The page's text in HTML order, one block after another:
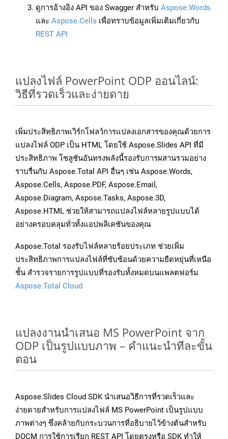
ดูการอ้างอิง API ของ Swagger สำหรับ Aspose.Words
และ Aspose.Cells เพื่อทราบข้อมูลเพิ่มเติมเกี่ยวกับ
REST API
แปลงไฟล์ PowerPoint ODP ออนไลน์:
วิธีที่รวดเร็วและง่ายดาย
เพิ่มประสิทธิภาพเวิร์กโฟลว์การแปลงเอกสารของคุณด้วยการ
แปลงไฟล์ ODP เป็น HTML โดยใช้ Aspose.Slides API ที่มี
ประสิทธิภาพ โซลูชันอันทรงพลังนี้รองรับการผสานรวมอย่าง
ราบรื่นกับ Aspose.Total API อื่นๆ เช่น Aspose.Words,
Aspose.Cells, Aspose.PDF, Aspose.Email,
Aspose.Diagram, Aspose.Tasks, Aspose.3D,
Aspose.HTML ช่วยให้สามารถแปลงไฟล์หลายรูปแบบได้
อย่างครอบคลุมทั่วทั้งแอปพลิเคชันของคุณ
Aspose.Total รองรับไฟล์หลายร้อยประเภท ช่วยเพิ่ม
ประสิทธิภาพการแปลงไฟล์ที่ซับซ้อนด้วยความยืดหยุ่นที่เหนือ
ชั้น สำรวจรายการรูปแบบที่รองรับทั้งหมดบนแพลตฟอร์ม
Aspose.Total Cloud
แปลงงานนำเสนอ MS PowerPoint จาก
ODP เป็นรูปแบบภาพ – คำแนะนำทีละขั้น
ตอน
Aspose.Slides Cloud SDK นำเสนอวิธีการที่รวดเร็วและ
ง่ายดายสำหรับการแปลงไฟล์ MS PowerPoint เป็นรูปแบบ
ภาพต่างๆ ซึ่งคล้ายกับกระบวนการที่อธิบายไว้ข้างต้นสำหรับ
DOCM การใช้การเรียก REST API โดยตรงหรือ SDK ทำให้